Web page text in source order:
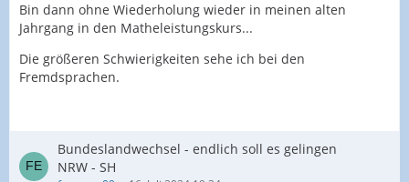
Bin dann ohne Wiederholung wieder in meinen alten
Jahrgang in den Matheleistungskurs...
Die größeren Schwierigkeiten sehe ich bei den
Fremdsprachen.
Bundeslandwechsel - endlich soll es gelingen
NRW - SH